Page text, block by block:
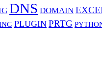
DNS DOMAIN
PLUGIN PRTG